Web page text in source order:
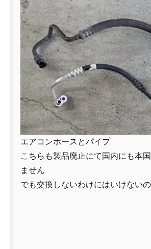
エアコンホースとパイプ
こちらも製品廃止にて国内にも本
ません
でも交換しないわけにはいけない